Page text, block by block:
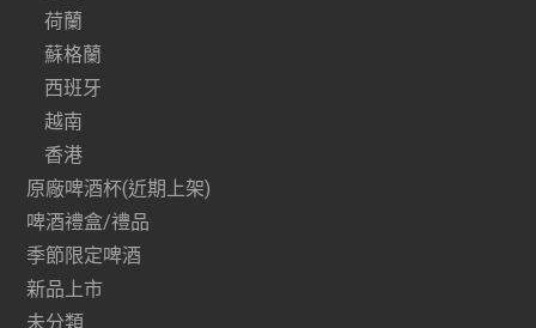
荷蘭
蘇格蘭
西班牙
越南
香港
原廠啤酒杯(近期上架)
啤酒禮盒/禮品
季節限定啤酒
新品上市
未分類